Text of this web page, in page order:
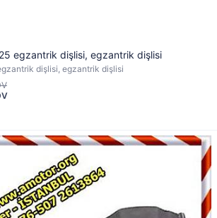
egzantrik dişlisi, egzantrik dişlisi
dişlisi, egzantrik dişlisi